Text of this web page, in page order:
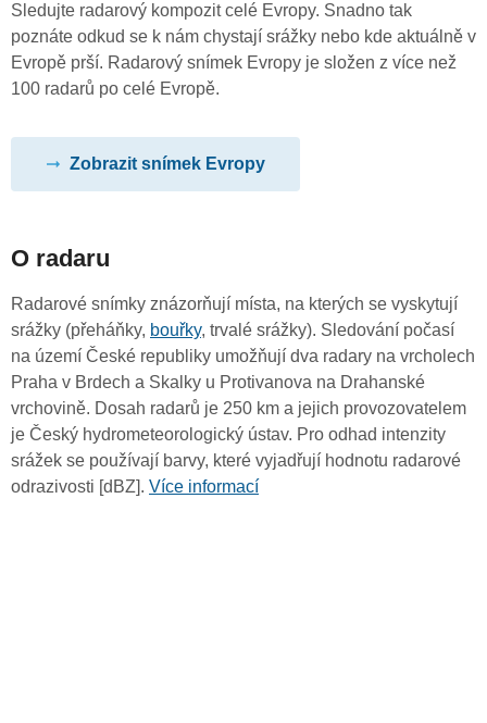
Sledujte radarový kompozit celé Evropy. Snadno tak
poznáte odkud se k nám chystají srážky nebo kde aktuálně v
Evropě prší. Radarový snímek Evropy je složen z více než
100 radarů po celé Evropě.
Zobrazit snímek Evropy
O radaru
Radarové snímky znázorňují místa, na kterých se vyskytují
srážky (přeháňky, bouřky, trvalé srážky). Sledování počasí
na území České republiky umožňují dva radary na vrcholech
Praha v Brdech a Skalky u Protivanova na Drahanské
vrchovině. Dosah radarů je 250 km a jejich provozovatelem
je Český hydrometeorologický ústav. Pro odhad intenzity
srážek se používají barvy, které vyjadřují hodnotu radarové
odrazivosti [dBZ]. Více informací